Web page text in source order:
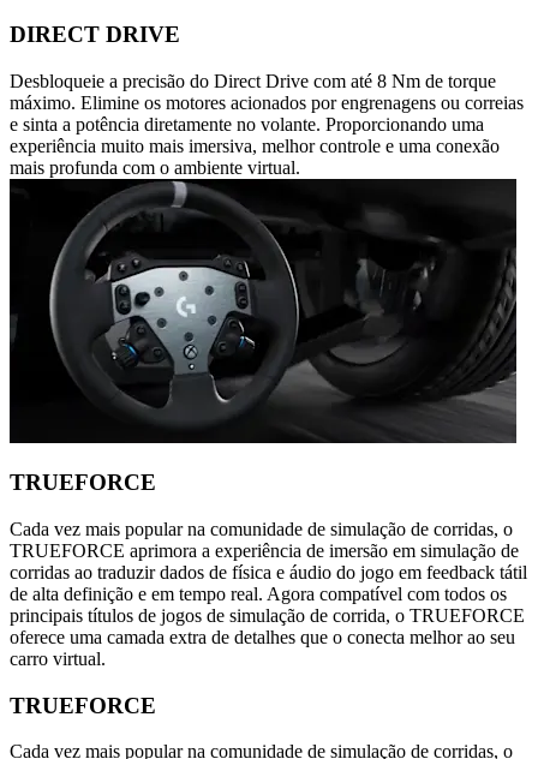
DIRECT DRIVE
Desbloqueie a precisão do Direct Drive com até 8 Nm de torque
máximo. Elimine os motores acionados por engrenagens ou correias
e sinta a potência diretamente no volante. Proporcionando uma
experiência muito mais imersiva, melhor controle e uma conexão
mais profunda com o ambiente virtual.
TRUEFORCE
Cada vez mais popular na comunidade de simulação de corridas, o
TRUEFORCE aprimora a experiência de imersão em simulação de
corridas ao traduzir dados de física e áudio do jogo em feedback tátil
de alta definição e em tempo real. Agora compatível com todos os
principais títulos de jogos de simulação de corrida, o TRUEFORCE
oferece uma camada extra de detalhes que o conecta melhor ao seu
carro virtual.
TRUEFORCE
Cada vez mais popular na comunidade de simulação de corridas, o